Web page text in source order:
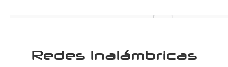
Redes Inalámbricas